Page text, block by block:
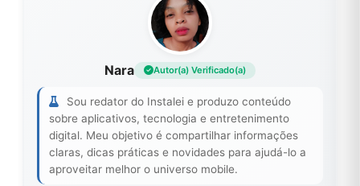
Nara Autor(a) Verificado(a)
Sou redator do Instalei e produzo conteúdo
sobre aplicativos, tecnologia e entretenimento
digital. Meu objetivo é compartilhar informações
claras, dicas práticas e novidades para ajudá-lo a
aproveitar melhor o universo mobile.